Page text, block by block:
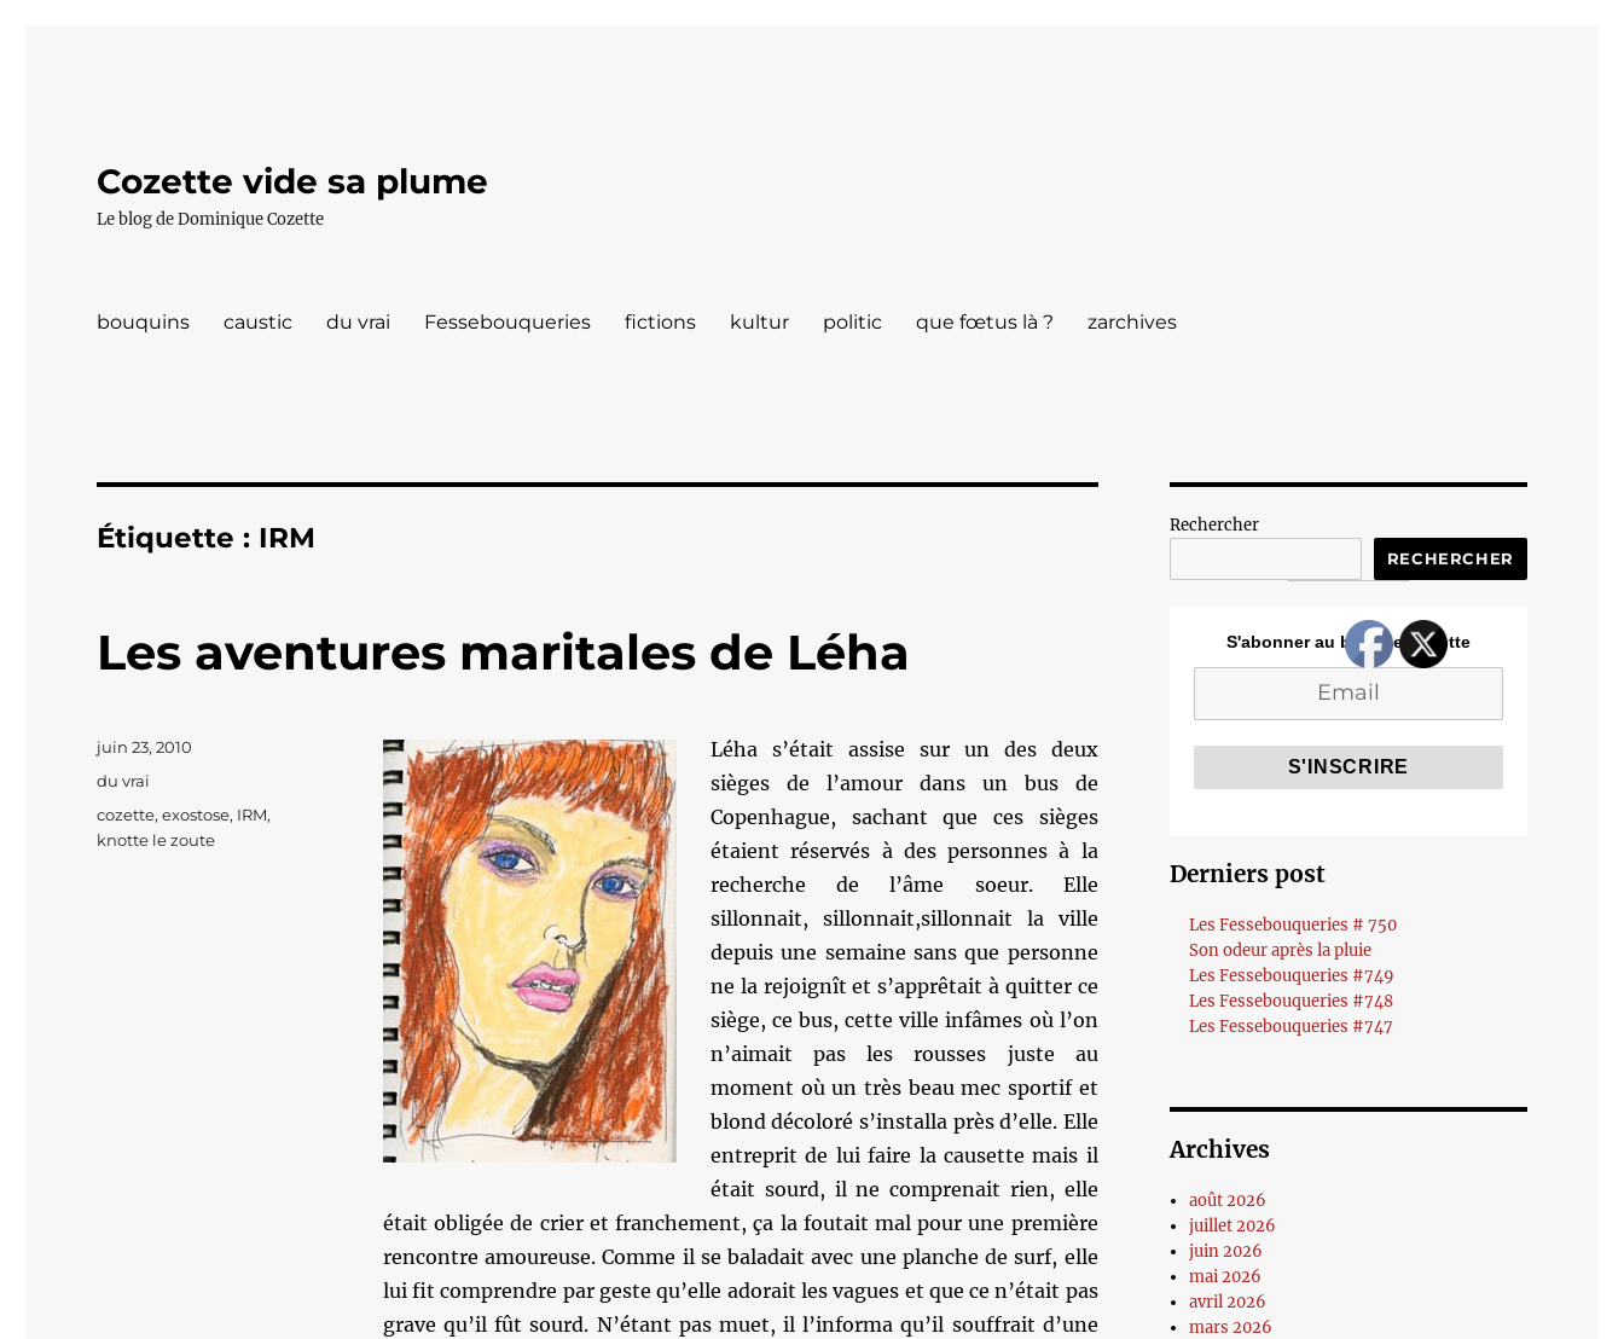
Cozette vide sa plume
Le blog de Dominique Cozette
bouquins caustic du vrai Fessebouqueries fictions kultur politic que fœtus là ? zarchives
Étiquette : IRM
Les aventures maritales de Léha
Léha s’était assise sur un des deux
sièges de l’amour dans un bus de
Copenhague, sachant que ces sièges
étaient réservés à des personnes à la
recherche de l’âme soeur. Elle
sillonnait, sillonnait,sillonnait la ville
depuis une semaine sans que personne
ne la rejoignît et s’apprêtait à quitter ce
siège, ce bus, cette ville infâmes où l’on
n’aimait pas les rousses juste au
moment où un très beau mec sportif et
blond décoloré s’installa près d’elle. Elle
entreprit de lui faire la causette mais il
était sourd, il ne comprenait rien, elle
était obligée de crier et franchement, ça la foutait mal pour une première
rencontre amoureuse. Comme il se baladait avec une planche de surf, elle
lui fit comprendre par geste qu’elle adorait les vagues et que ce n’était pas
grave qu’il fût sourd. N’étant pas muet, il l’informa qu’il souffrait d’une
Publié
le
juin 23, 2010
Catégories
du vrai
Étiquettes
cozette,exostose, IRM,
knotte le zoute
Rechercher
RECHERCHER
S'abonner au blog de Cozette
Derniers post
Les Fessebouqueries # 750
Son odeur après la pluie
Les Fessebouqueries #749
Les Fessebouqueries #748
Les Fessebouqueries #747
Archives
août 2026
juillet 2026
juin 2026
mai 2026
avril 2026
mars 2026